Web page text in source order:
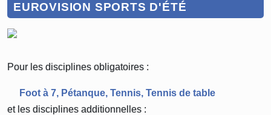
EUROVISION SPORTS D'ÉTÉ
Pour les disciplines obligatoires :
Foot à 7, Pétanque, Tennis, Tennis de table
et les disciplines additionnelles :